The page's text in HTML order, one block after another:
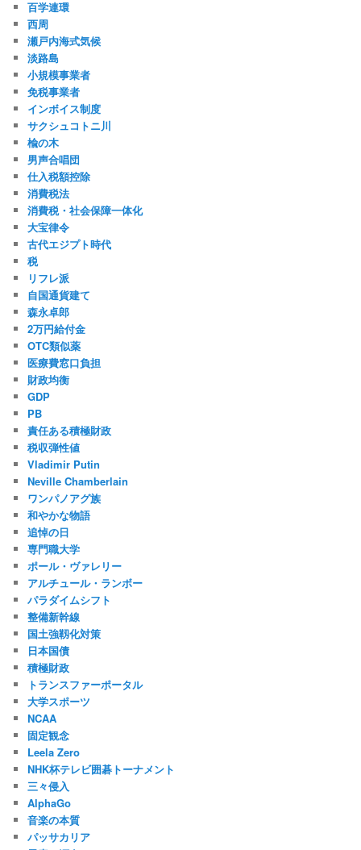
百学連環
西周
瀬戸内海式気候
淡路島
小規模事業者
免税事業者
インボイス制度
サクシュコトニ川
楡の木
男声合唱団
仕入税額控除
消費税法
消費税・社会保障一体化
大宝律令
古代エジプト時代
税
リフレ派
自国通貨建て
森永卓郎
2万円給付金
OTC類似薬
医療費窓口負担
財政均衡
GDP
PB
責任ある積極財政
税収弾性値
Vladimir Putin
Neville Chamberlain
ワンパノアグ族
和やかな物語
追悼の日
専門職大学
ポール・ヴァレリー
アルチュール・ランボー
パラダイムシフト
整備新幹線
国土強靱化対策
日本国債
積極財政
トランスファーポータル
大学スポーツ
NCAA
固定観念
Leela Zero
NHK杯テレビ囲碁トーナメント
三々侵入
AlphaGo
音楽の本質
パッサカリア